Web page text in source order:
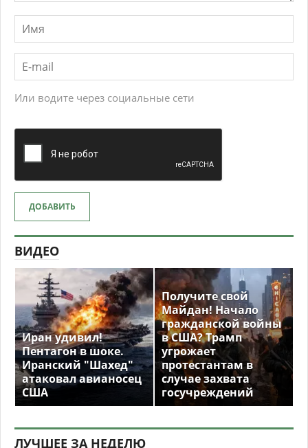
Или водите через социальные сети
ДОБАВИТЬ
ВИДЕО
Иран удивил!
Пентагон в шоке.
Иранский "Шахед"
атаковал авианосец
США
Получите свой
Майдан! Начало
гражданской войны
в США? Трамп
угрожает
протестантам в
случае захвата
госучреждений
ЛУЧШЕЕ ЗА НЕДЕЛЮ